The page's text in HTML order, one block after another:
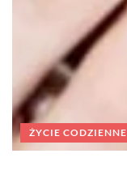
ŻYCIE CODZIENNE